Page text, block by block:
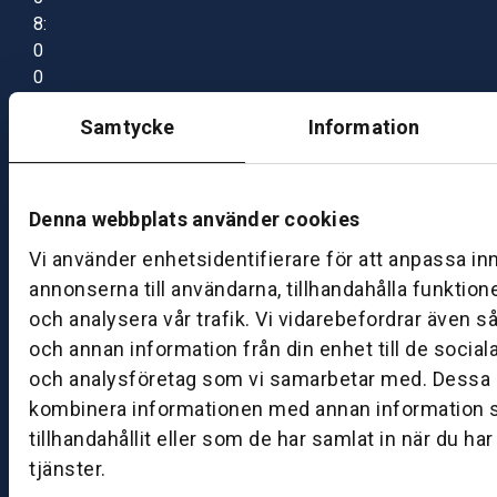
Samtycke Information
Denna webbplats använder cookies
Vi använder enhetsidentifierare för att anpassa
annonserna till användarna, tillhandahålla
och analysera vår trafik. Vi vidarebefordrar även
och annan information från din enhet till de
och analysföretag som vi samarbetar med. Dessa
kombinera informationen med annan information
tillhandahållit eller som de har samlat in när du
tjänster.
8:
0
0
7:
0
B
S
k
ö
v
d